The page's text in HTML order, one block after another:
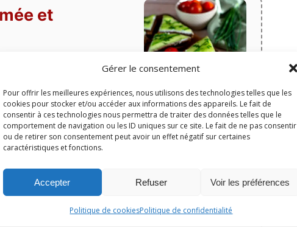
Gérer le consentement
Pour offrir les meilleures expériences, nous utilisons des technologies telles que les
cookies pour stocker et/ou accéder aux informations des appareils. Le fait de
consentir à ces technologies nous permettra de traiter des données telles que le
comportement de navigation ou les ID uniques sur ce site. Le fait de ne pas consentir
ou de retirer son consentement peut avoir un effet négatif sur certaines
caractéristiques et fonctions.
Accepter Refuser Voir les préférences
Politique de cookiesPolitique de confidentialité
Print
et
Temps de cuisson
0minutes
min
nique